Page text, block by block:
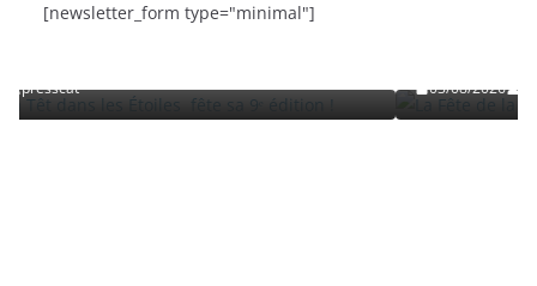
[newsletter_form type="minimal"]
fête sa 9ᵉ édition
La Fête de la Mer et des
03/08/2026 presscat